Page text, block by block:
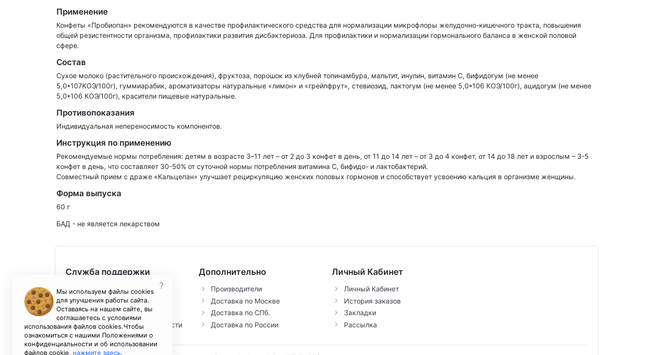
Применение
Конфеты «Пробиопан» рекомендуются в качестве профилактического средства для нормализации микрофлоры желудочно-кишечного тракта, повышения
общей резистентности организма, профилактики развития дисбактериоза. Для профилактики и нормализации гормонального баланса в женской половой
сфере.
Состав
Сухое молоко (растительного происхождения), фруктоза, порошок из клубней топинамбура, мальтит, инулин, витамин С, бифидогум (не менее
5,0*107КОЭ/100г), гуммиарабик, ароматизаторы натуральные «лимон» и «грейпфрут», стевиозид, лактогум (не менее 5,0*106 КОЭ/100г), ацидогум (не менее
5,0*106 КОЭ/100г), красители пищевые натуральные.
Противопоказания
Индивидуальная непереносимость компонентов.
Инструкция по применению
Рекомендуемые нормы потребления: детям в возрасте 3–11 лет – от 2 до 3 конфет в день, от 11 до 14 лет – от 3 до 4 конфет, от 14 до 18 лет и взрослым – 3-5
конфет в день, что составляет 30-50% от суточной нормы потребления витамина С, бифидо- и лактобактерий.
Совместный прием с драже «Кальцепан» улучшает рециркуляцию женских половых гормонов и способствует усвоению кальция в организме женщины.
Форма выпуска
60 г
БАД - не является лекарством
Служба поддержки
Контакты
Возврат товара
Условия соглашения
Политика конфиденциальности
Дополнительно
Производители
Доставка по Москве
Доставка по СПб.
Доставка по России
Личный Кабинет
Личный Кабинет
История заказов
Закладки
Рассылка
Мы используем файлы cookies
для улучшения работы сайта.
Оставаясь на нашем сайте, вы
соглашаетесь с условиями
использования файлов cookies.Чтобы
ознакомиться с нашими Положениями о
конфиденциальности и об использовании
файлов cookie, нажмите здесь.
?